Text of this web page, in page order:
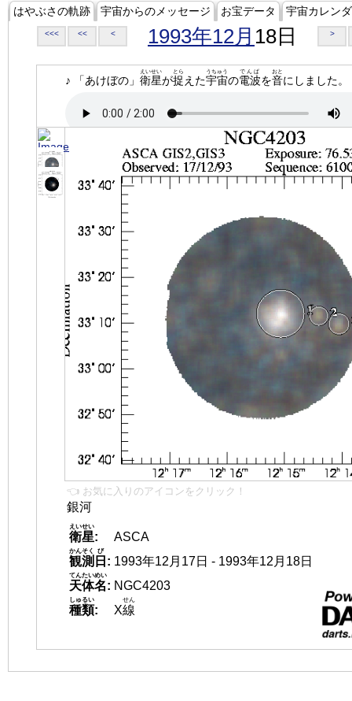
はやぶさの軌跡 宇宙からのメッセージ お宝データ 宇宙カレン
<<< << < 1993年12月 18日 >
♪ 「あけぼの」 衛星
えいせい
が捉
とら
えた宇宙
うちゅう
の電波
でんぱ
を音
おと
にしました。
👈 お気に入りのアイコンをクリック！
銀河
衛星
えいせい
:
ASCA
観測
かんそく
日
び
: 1993年12月17日 - 1993年12月18日
天体名
てんたいめい
: NGC4203
種類
しゅるい
: X線
せん